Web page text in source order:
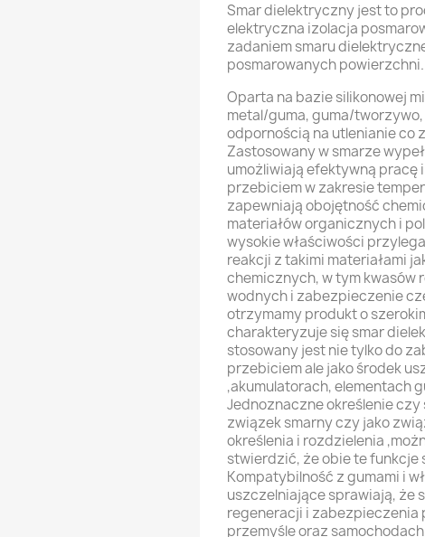
Smar dielektryczny jest to
elektryczna izolacja
zadaniem smaru
posmarowanych powierzchni.
Oparta na bazie silikonowej
metal/guma, guma/
odpornością na utlenianie co
Zastosowany w smarze
umożliwiają efektywną
przebiciem w zakresie
zapewniają obojętność
materiałów organicznych i
wysokie właściwości
reakcji z takimi materiałami
chemicznych, w tym kwasów
wodnych i zabezpieczenie
otrzymamy produkt o
charakteryzuje się smar
stosowany jest nie tylko do
przebiciem ale jako środek
,akumulatorach, elementach
Jednoznaczne określenie czy
związek smarny czy jako
określenia i rozdzielenia
stwierdzić, że obie te funkcje
Kompatybilność z gumami i
uszczelniające sprawiają, że
regeneracji i zabezpieczenia
przemyśle oraz